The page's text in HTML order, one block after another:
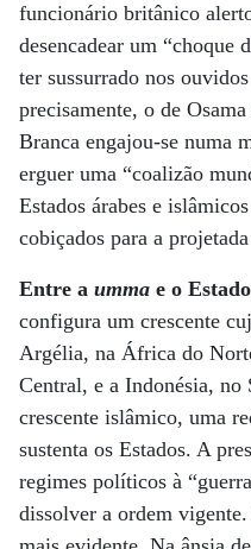
funcionário britânico
desencadear um “choque
ter sussurrado nos
precisamente, o de
Branca engajou-se numa
erguer uma “coalizão
Estados árabes e
cobiçados para a
Entre a umma e o
configura um crescente
Argélia, na África do
Central, e a Indonésia, no
crescente islâmico, uma
sustenta os Estados. A
regimes políticos à
dissolver a ordem